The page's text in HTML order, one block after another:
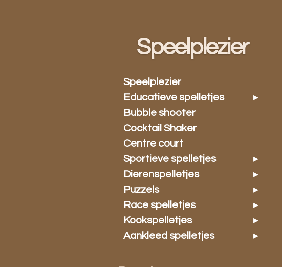
Speelplezier
Speelplezier
Educatieve spelletjes
Bubble shooter
Cocktail Shaker
Centre court
Sportieve spelletjes
Dierenspelletjes
Puzzels
Race spelletjes
Kookspelletjes
Aankleed spelletjes